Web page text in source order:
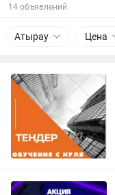
14 объявлений
Атырау Цена